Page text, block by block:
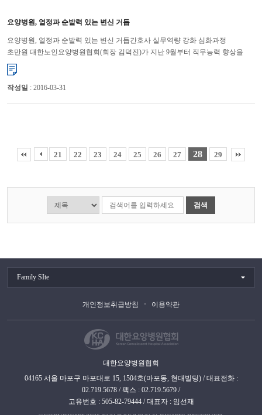
요양병원, 열정과 순발력 있는 변신 거듭
요양병원, 열정과 순발력 있는 변신 거듭간호사 실무역량 강화 심화과정
초만원 대한노인요양병원협회(회장 김덕진)가 지난 9월부터 직무능력 향상을
통해 경쟁력 강화를 목적으로 매월 실무자 교육을 개강 하여 병...
작성일 : 2016-03-31
21 22 23 24 25 26 27 28 29
검색
Family SIte
개인정보취급방침 이용약관
대한요양병원협회
04165 서울 마포구 마포대로 15, 1504호(마포동, 현대빌딩) / 대표전화 :
02.719.5678 / 팩스 : 02.719.5679 /
고유번호 : 505-82-79444 / 대표자 : 임선재